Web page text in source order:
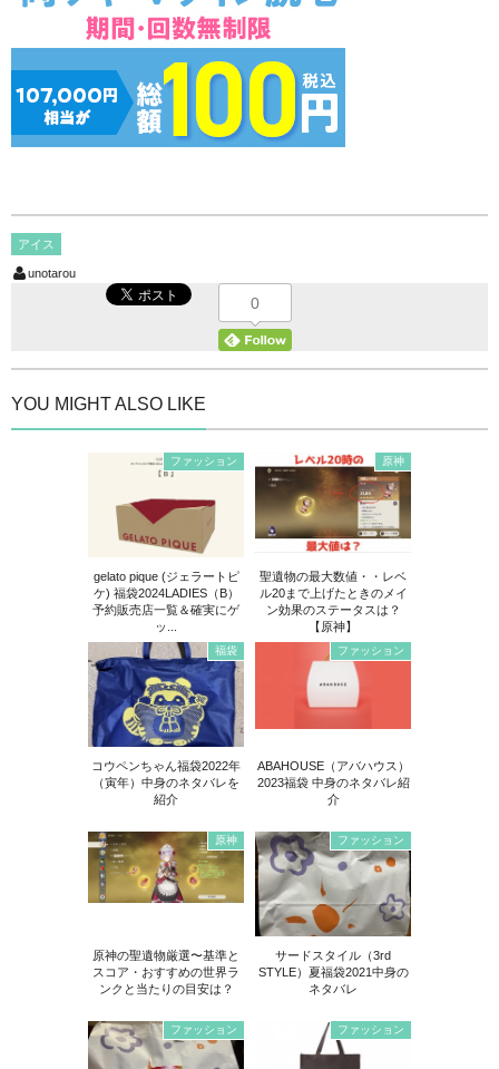
アイス
unotarou
0
YOU MIGHT ALSO LIKE
ファッション
gelato pique (ジェラートピ
ケ) 福袋2024LADIES（B）
予約販売店一覧＆確実にゲ
ッ...
原神
聖遺物の最大数値・・レベ
ル20まで上げたときのメイ
ン効果のステータスは？
【原神】
福袋
コウペンちゃん福袋2022年
（寅年）中身のネタバレを
紹介
ファッション
ABAHOUSE（アバハウス）
2023福袋 中身のネタバレ紹
介
原神
原神の聖遺物厳選〜基準と
スコア・おすすめの世界ラ
ンクと当たりの目安は？
ファッション
サードスタイル（3rd
STYLE）夏福袋2021中身の
ネタバレ
ファッション ファッション